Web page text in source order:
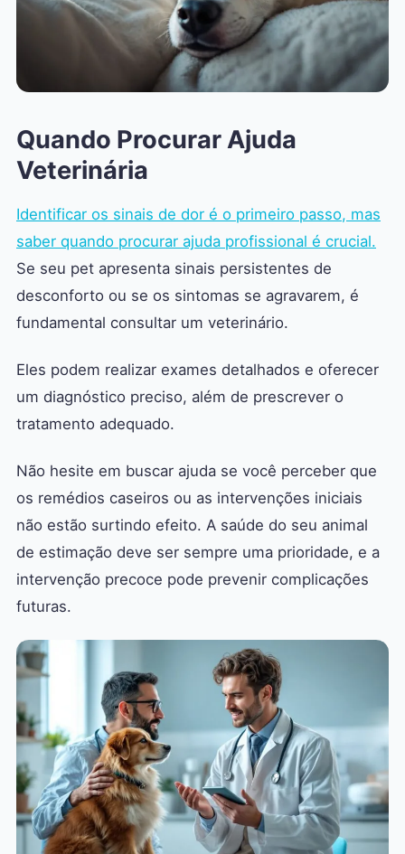
Quando Procurar Ajuda
Veterinária
Identificar os sinais de dor é o primeiro passo, mas
saber quando procurar ajuda profissional é crucial.
Se seu pet apresenta sinais persistentes de
desconforto ou se os sintomas se agravarem, é
fundamental consultar um veterinário.
Eles podem realizar exames detalhados e oferecer
um diagnóstico preciso, além de prescrever o
tratamento adequado.
Não hesite em buscar ajuda se você perceber que
os remédios caseiros ou as intervenções iniciais
não estão surtindo efeito. A saúde do seu animal
de estimação deve ser sempre uma prioridade, e a
intervenção precoce pode prevenir complicações
futuras.